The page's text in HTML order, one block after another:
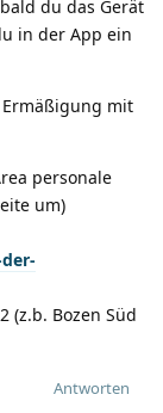
du das Gerät
in der App ein
Ermäßigung mit
personale
um)
(z.b. Bozen Süd
Antworten